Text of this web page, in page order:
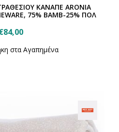
ΚΑΝΑΠΕ ARONIA
75% BAMB-25% ΠΟΛ
84,00
στα Αγαπημένα